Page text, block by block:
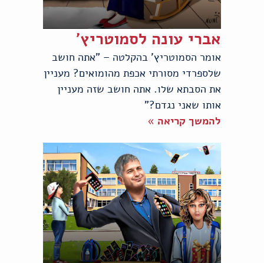
אברי עונה לסמוטריץ'
אומר הסמוטריץ' בהקלטה – "אתה חושב
שלספרדי מסורתי אכפת מהומואים? מעניין
את הסבתא שלו. אתה חושב שזה מעניין
אותו שאני נגדם?"
להמשך קריאה »